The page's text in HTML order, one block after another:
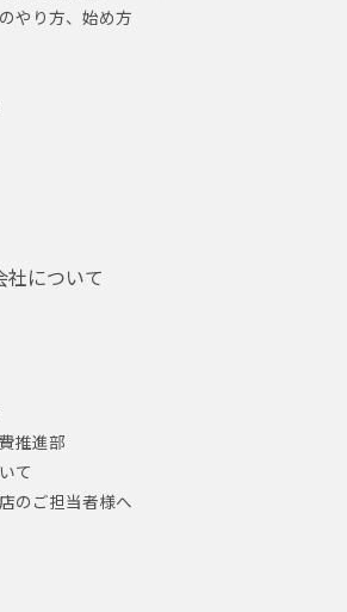
やり方、始め方
社について
推進部
て
のご担当者様へ